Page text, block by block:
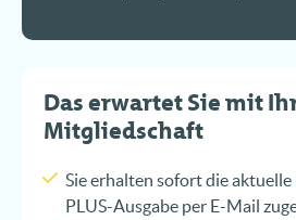
Das erwartet Sie mit
Mitgliedschaft
Sie erhalten sofort die
PLUS-Ausgabe per E-Mail